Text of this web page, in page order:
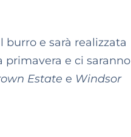
e sarà realizzata
primavera e ci saranno
Estate e Windsor